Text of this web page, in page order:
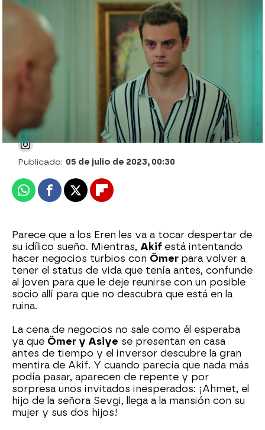
Asiye se enfada con Ömer al descubrir
que ha robado los relojes de Sevgi y que
se ha asociado con Akif
Julia Zapata López
Publicado: 05 de julio de 2023, 00:30
WhatsappFacebook
X Flipboard
Parece que a los Eren les va a tocar despertar de
su idílico sueño. Mientras, Akif está intentando
hacer negocios turbios con Ömer para volver a
tener el status de vida que tenía antes, confunde
al joven para que le deje reunirse con un posible
socio allí para que no descubra que está en la
ruina.
La cena de negocios no sale como él esperaba
ya que Ömer y Asiye se presentan en casa
antes de tiempo y el inversor descubre la gran
mentira de Akif. Y cuando parecía que nada más
podía pasar, aparecen de repente y por
sorpresa unos invitados inesperados: ¡Ahmet, el
hijo de la señora Sevgi, llega a la mansión con su
mujer y sus dos hijos!